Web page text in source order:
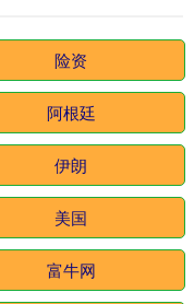
险资
阿根廷
伊朗
美国
富牛网